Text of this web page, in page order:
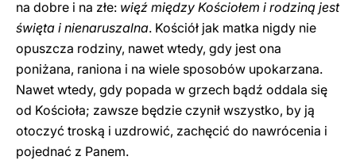
na dobre i na złe: więź między Kościołem i rodziną jest
święta i nienaruszalna. Kościół jak matka nigdy nie
opuszcza rodziny, nawet wtedy, gdy jest ona
poniżana, raniona i na wiele sposobów upokarzana.
Nawet wtedy, gdy popada w grzech bądź oddala się
od Kościoła; zawsze będzie czynił wszystko, by ją
otoczyć troską i uzdrowić, zachęcić do nawrócenia i
pojednać z Panem.